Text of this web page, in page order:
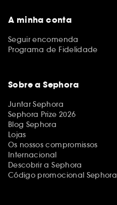
A minha conta
Seguir encomenda
Programa de Fidelidade
Sobre a Sephora
Juntar Sephora
Sephora Prize 2026
Blog Sephora
Lojas
Os nossos compromissos
Internacional
Descobrir a Sephora
Código promocional Sephora